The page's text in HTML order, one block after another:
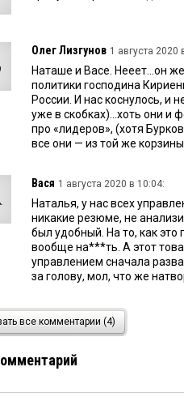
Олег Лизгунов 1 августа 2020
Наташе и Васе. Нееет...он
политики господина
России. И нас коснулось, и
уже в скобках)...хоть они и
про «лидеров», (хотя
все они — из той же
Вася 1 августа 2020 в 10:04:
Наталья, у нас всех
никакие резюме, не
был удобный. На то, как
вообще на***ть. А этот
управлением сначала
за голову, мол, что же
Наталья 1 августа 2020 в 09:45:
Очень интересно, те люди,
заместителя мэра
все комментарии (4)